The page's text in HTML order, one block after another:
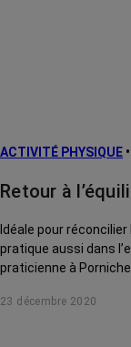
Traitements
ACTIVITÉ PHYSIQUE •
Retour à
Idéale pour
pratique aussi dans
praticienne à
23 décembre 2020